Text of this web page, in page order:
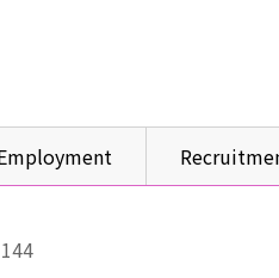
144